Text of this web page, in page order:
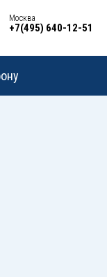
Москва
+7(495) 640-12-51